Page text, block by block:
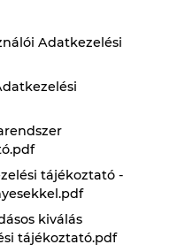
Adatkezelési
tájékoztató -
kiválás
tájékoztató.pdf